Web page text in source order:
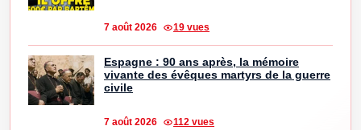
7 août 2026 19 vues
Espagne : 90 ans après, la mémoire
vivante des évêques martyrs de la guerre
civile
7 août 2026 112 vues